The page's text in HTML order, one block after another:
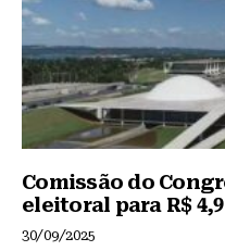
Comissão do
eleitoral para R$
30/09/2025